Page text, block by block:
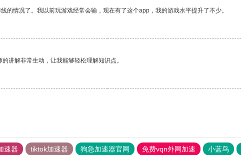
的情况了。我以前玩游戏经常会输，现在有了这个app，我的游戏水平提升了不少。
讲解非常生动，让我能够轻松理解知识点。
速器 tiktok加速器 狗急加速器官网 免费vqn外网加速 小蓝鸟